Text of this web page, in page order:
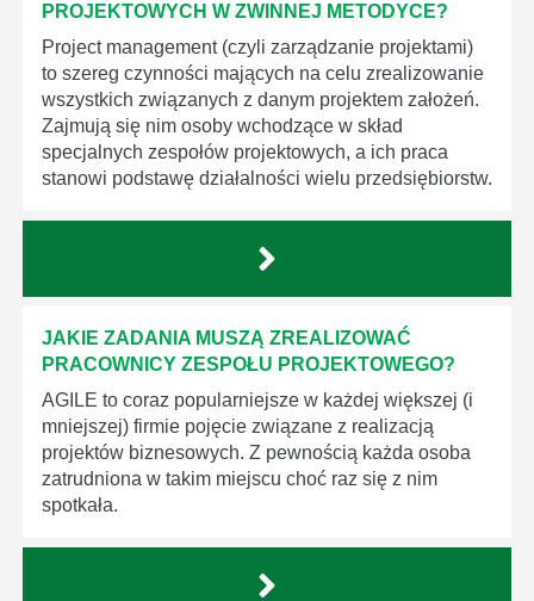
PROJEKTOWYCH W ZWINNEJ METODYCE?
Project management (czyli zarządzanie projektami)
to szereg czynności mających na celu zrealizowanie
wszystkich związanych z danym projektem założeń.
Zajmują się nim osoby wchodzące w skład
specjalnych zespołów projektowych, a ich praca
stanowi podstawę działalności wielu przedsiębiorstw.
JAKIE ZADANIA MUSZĄ ZREALIZOWAĆ
PRACOWNICY ZESPOŁU PROJEKTOWEGO?
AGILE to coraz popularniejsze w każdej większej (i
mniejszej) firmie pojęcie związane z realizacją
projektów biznesowych. Z pewnością każda osoba
zatrudniona w takim miejscu choć raz się z nim
spotkała.